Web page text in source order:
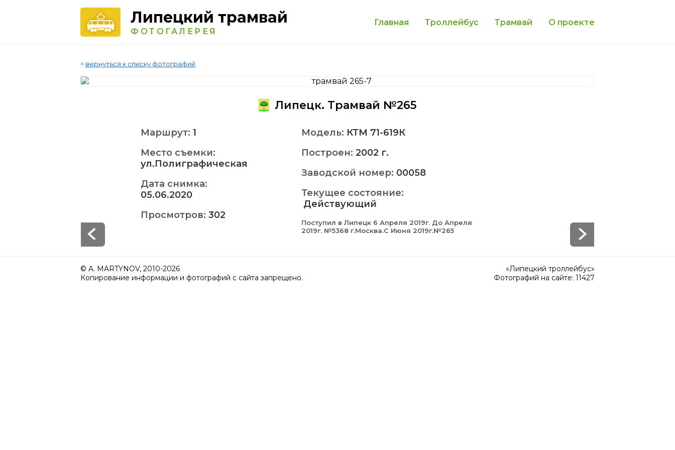
Липецкий трамвай
ФОТОГАЛЕРЕЯ
Главная Троллейбус Трамвай О проекте
< вернуться к списку фотографий
Липецк. Трамвай №265
Маршрут: 1
Место съемки:
ул.Полиграфическая
Дата снимка:
05.06.2020
Просмотров: 302
Модель: КТМ 71-619К
Построен: 2002 г.
Заводской номер: 00058
Текущее состояние:
Действующий
Поступил в Липецк 6 Апреля 2019г. До Апреля
2019г. №5368 г.Москва.С Июня 2019г.№265
© A. MARTYNOV, 2010-2026
Копирование информации и фотографий с сайта запрещено.
«Липецкий троллейбус»
Фотографий на сайте: 11427